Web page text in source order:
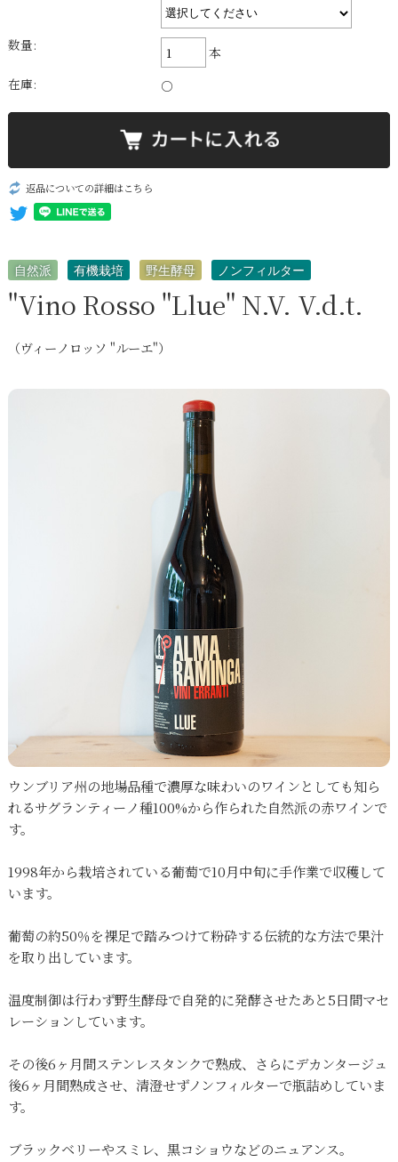
数量:
本
在庫:
○
返品についての詳細はこちら
自然派 有機栽培 野生酵母 ノンフィルター
"Vino Rosso "Llue" N.V. V.d.t.
（ヴィーノロッソ "ルーエ"）
ウンブリア州の地場品種で濃厚な味わいのワインとしても知ら
れるサグランティーノ種100%から作られた自然派の赤ワインで
す。
1998年から栽培されている葡萄で10月中旬に手作業で収穫して
います。
葡萄の約50％を裸足で踏みつけて粉砕する伝統的な方法で果汁
を取り出しています。
温度制御は行わず野生酵母で自発的に発酵させたあと5日間マセ
レーションしています。
その後6ヶ月間ステンレスタンクで熟成、さらにデカンタージュ
後6ヶ月間熟成させ、清澄せずノンフィルターで瓶詰めしていま
す。
ブラックベリーやスミレ、黒コショウなどのニュアンス。